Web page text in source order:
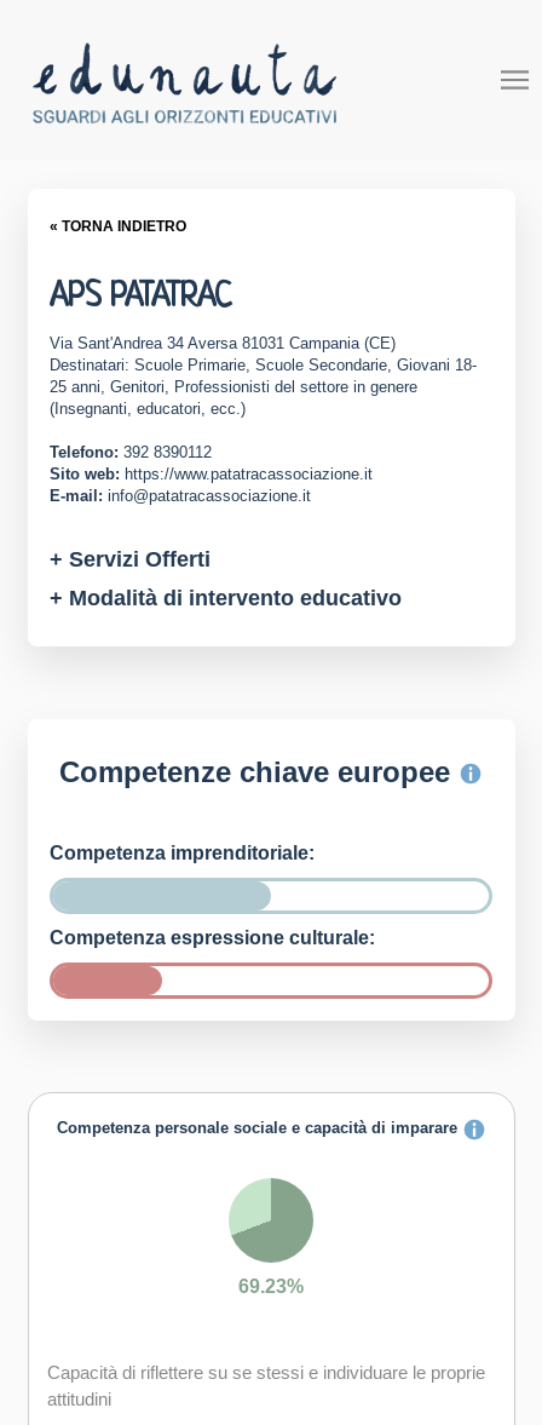
« TORNA INDIETRO
APS PATATRAC
Via Sant'Andrea 34 Aversa 81031 Campania (CE)
Destinatari: Scuole Primarie, Scuole Secondarie, Giovani 18-
25 anni, Genitori, Professionisti del settore in genere
(Insegnanti, educatori, ecc.)
Telefono: 392 8390112
Sito web: https://www.patatracassociazione.it
E-mail: info@patatracassociazione.it
+ Servizi Offerti
+ Modalità di intervento educativo
Competenze chiave europee
Competenza imprenditoriale:
Competenza espressione culturale:
Competenza personale sociale e capacità di imparare
69.23%
Capacità di riflettere su se stessi e individuare le proprie
attitudini